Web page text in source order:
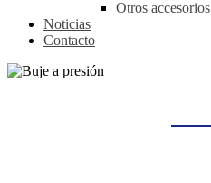
Otros accesorios
Noticias
Contacto